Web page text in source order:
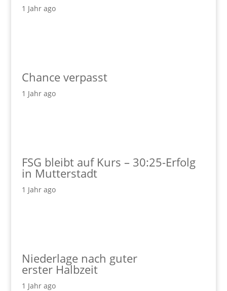
1 Jahr ago
Chance verpasst
1 Jahr ago
FSG bleibt auf Kurs – 30:25-Erfolg
in Mutterstadt
1 Jahr ago
Niederlage nach guter
erster Halbzeit
1 Jahr ago